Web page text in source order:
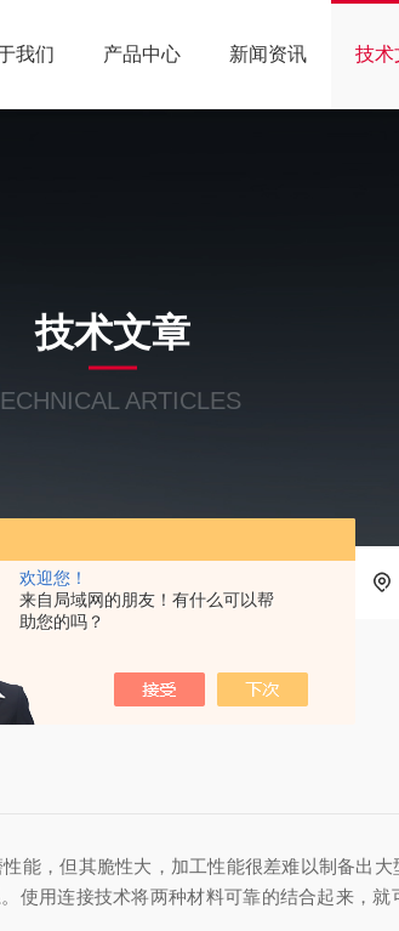
欢迎您！
来自局域网的朋友！有什么可以帮
助您的吗？
我们 产品中心 新闻资讯 技术
技术文章
ARTICLES
性能，但其脆性大，加工性能很差难以制备出
使用连接技术将两种材料可靠的结合起来，